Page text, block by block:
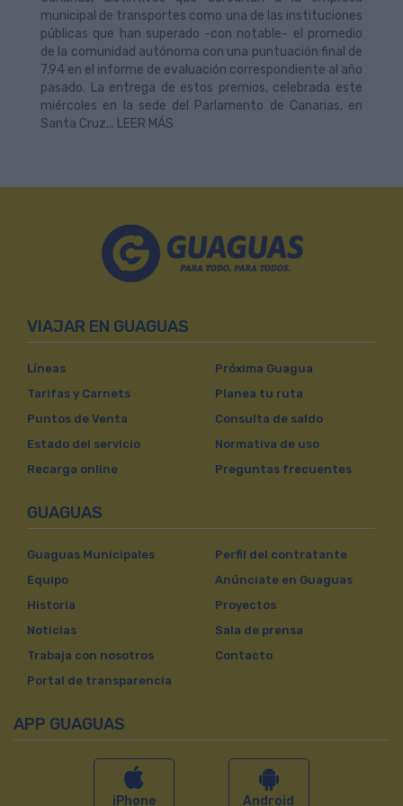
municipal de transportes como una de las instituciones
públicas que han superado -con notable- el promedio
de la comunidad autónoma con una puntuación final de
7,94 en el informe de evaluación correspondiente al año
pasado. La entrega de estos premios, celebrada este
miércoles en la sede del Parlamento de Canarias, en
Santa Cruz... LEER MÁS
VIAJAR EN GUAGUAS
Líneas
Tarifas y Carnets
Puntos de Venta
Estado del servicio
Recarga online
Próxima Guagua
Planea tu ruta
Consulta de saldo
Normativa de uso
Preguntas frecuentes
GUAGUAS
Guaguas Municipales
Equipo
Historia
Noticias
Trabaja con nosotros
Portal de transparencia
Perfil del contratante
Anúnciate en Guaguas
Proyectos
Sala de prensa
Contacto
APP GUAGUAS
iPhone Android